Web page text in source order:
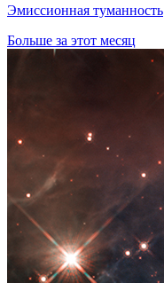
Эмиссионная туманность
Больше за этот месяц